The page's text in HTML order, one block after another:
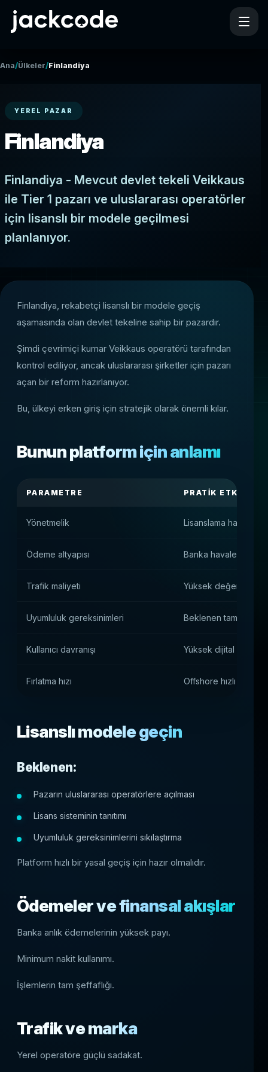
Ana/Ülkeler/Finlandiya
YEREL PAZAR
Finlandiya
Finlandiya - Mevcut devlet tekeli Veikkaus
ile Tier 1 pazarı ve uluslararası operatörler
için lisanslı bir modele geçilmesi
planlanıyor.
Finlandiya, rekabetçi lisanslı bir modele geçiş
aşamasında olan devlet tekeline sahip bir pazardır.
Şimdi çevrimiçi kumar Veikkaus operatörü tarafından
kontrol ediliyor, ancak uluslararası şirketler için pazarı
açan bir reform hazırlanıyor.
Bu, ülkeyi erken giriş için stratejik olarak önemli kılar.
Bunun platform için anlamı
PARAMETRE PRATIK ETKI
Yönetmelik Lisanslama hazırlığı
Ödeme altyapısı Banka havaleleri ve
Trafik maliyeti Yüksek değerli
Uyumluluk gereksinimleri Beklenen tam KYC/
Kullanıcı davranışı Yüksek dijital
Fırlatma hızı Offshore hızlı
Lisanslı modele geçin
Beklenen:
Pazarın uluslararası operatörlere açılması
Lisans sisteminin tanıtımı
Uyumluluk gereksinimlerini sıkılaştırma
Platform hızlı bir yasal geçiş için hazır olmalıdır.
Ödemeler ve finansal akışlar
Banka anlık ödemelerinin yüksek payı.
Minimum nakit kullanımı.
İşlemlerin tam şeffaflığı.
Trafik ve marka
Yerel operatöre güçlü sadakat.